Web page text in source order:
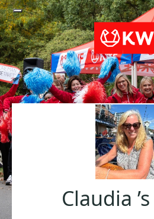
Claudia